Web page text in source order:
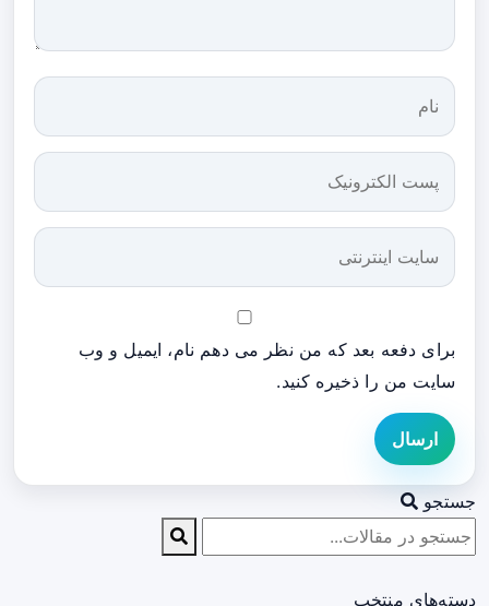
برای دفعه بعد که من نظر می دهم نام، ایمیل و وب
سایت من را ذخیره کنید.
ارسال
جستجو
دسته‌های منتخب